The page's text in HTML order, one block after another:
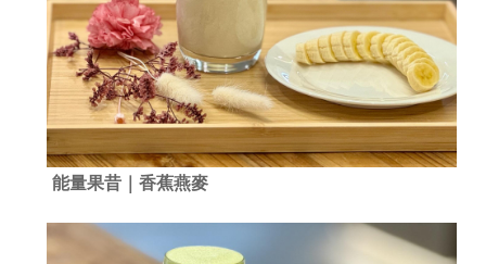
能量果昔｜香蕉燕麥